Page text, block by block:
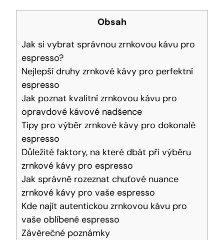
Obsah
Jak si vybrat správnou zrnkovou kávu pro
espresso?
Nejlepší druhy zrnkové kávy pro perfektní
espresso
Jak poznat kvalitní zrnkovou kávu pro
opravdové kávové nadšence
Tipy pro výběr zrnkové kávy pro dokonalé
espresso
Důležité faktory, na které dbát při výběru
zrnkové kávy pro espresso
Jak správně rozeznat chuťové nuance
zrnkové kávy pro vaše espresso
Kde najít autentickou zrnkovou kávu pro
vaše oblíbené espresso
Závěrečné poznámky